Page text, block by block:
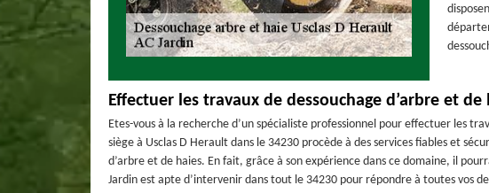
Effectuer les travaux de dessouchage d’arbre et
Etes-vous à la recherche d’un spécialiste professionnel pour effectuer les
siège à Usclas D Herault dans le 34230 procède à des services fiables et
d’arbre et de haies. En fait, grâce à son expérience dans ce domaine, il
Jardin est apte d’intervenir dans tout le 34230 pour répondre à toutes vos